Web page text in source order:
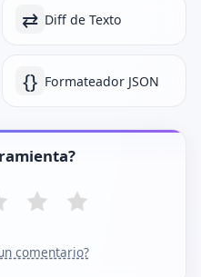
⇄ Diff de Texto
{} Formateador JSON
comentario?